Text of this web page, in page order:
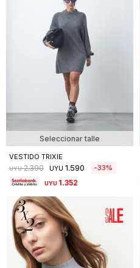
Seleccionar talle
VESTIDO TRIXIE
UYU 2.390 UYU 1.590 33
UYU 1.352